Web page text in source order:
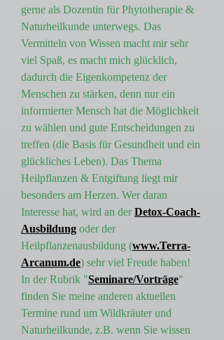
gerne als Dozentin für Phytotherapie &
Naturheilkunde unterwegs. Das
Vermitteln von Wissen macht mir sehr
viel Spaß, es macht mich glücklich,
dadurch die Eigenkompetenz der
Menschen zu stärken, denn nur ein
informierter Mensch hat die Möglichkeit
zu wählen und gute Entscheidungen zu
treffen (die Basis für Gesundheit und ein
glückliches Leben). Das Thema
Heilpflanzen & Entgiftung liegt mir
besonders am Herzen. Wer daran
Interesse hat, wird an derDetox-Coach-
Ausbildung oder der
Heilpflanzenausbildung (www.Terra-
Arcanum.de) sehr viel Freude haben!
In der Rubrik "Seminare/Vorträge"
finden Sie meine anderen aktuellen
Termine rund um Wildkräuter und
Naturheilkunde, z.B. wenn Sie wissen